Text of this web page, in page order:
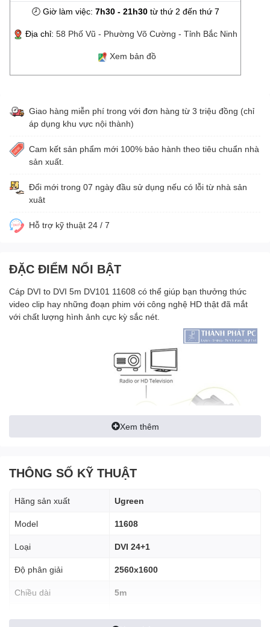
🕗 Giờ làm việc: 7h30 - 21h30từ thứ 2 đến thứ 7
Địa chỉ: 58 Phố Vũ - Phường Võ Cường - Tỉnh Bắc Ninh
Xem bản đồ
Giao hàng miễn phí trong với đơn hàng từ 3 triệu đồng (chỉ
áp dụng khu vực nội thành)
Cam kết sản phẩm mới 100% bảo hành theo tiêu chuẩn nhà
sản xuất.
Đổi mới trong 07 ngày đầu sử dụng nếu có lỗi từ nhà sản
xuât
Hỗ trợ kỹ thuật 24 / 7
ĐẶC ĐIỂM NỔI BẬT
Cáp DVI to DVI 5m DV101 11608 có thể giúp bạn thưởng thức
video clip hay những đoạn phim với công nghệ HD thật đã mắt
với chất lượng hình ảnh cực kỳ sắc nét.
Xem thêm
THÔNG SỐ KỸ THUẬT
Hãng sản xuất Ugreen
Model 11608
Loại DVI 24+1
Độ phân giải 2560x1600
Chiều dài 5m
Chất Liệu